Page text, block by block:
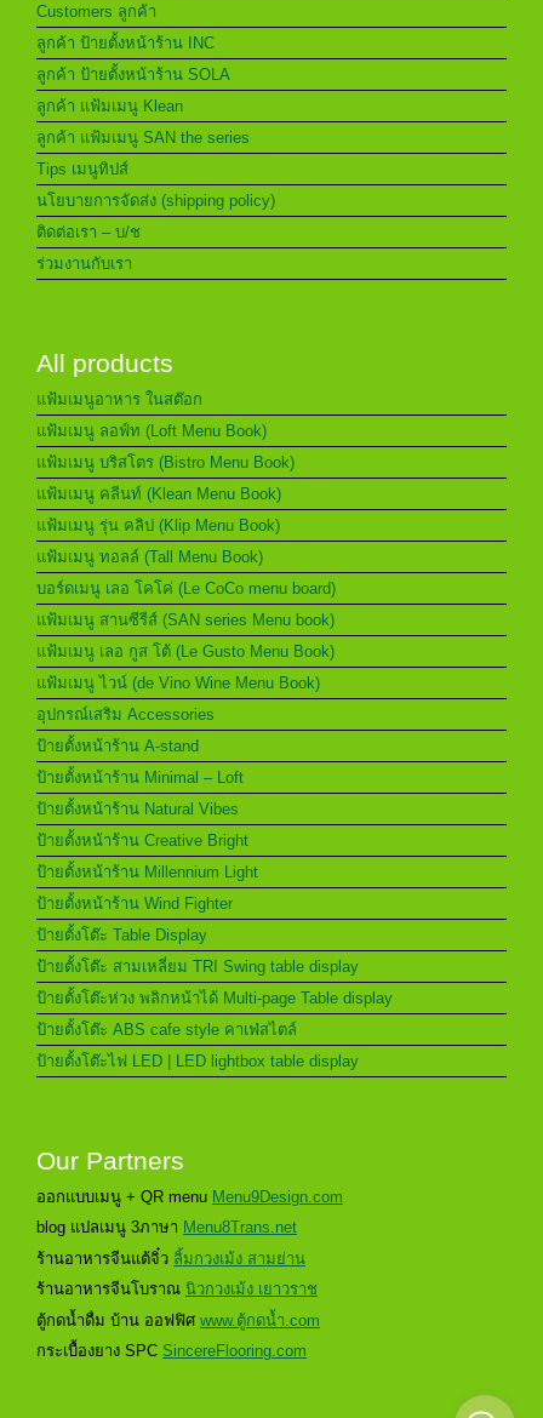
Customers ลูกค้า
ลูกค้า ป้ายตั้งหน้าร้าน INC
ลูกค้า ป้ายตั้งหน้าร้าน SOLA
ลูกค้า แฟ้มเมนู Klean
ลูกค้า แฟ้มเมนู SAN the series
Tips เมนูทิปส์
นโยบายการจัดส่ง (shipping policy)
ติดต่อเรา – บ/ช
ร่วมงานกับเรา
All products
แฟ้มเมนูอาหาร ในสต๊อก
แฟ้มเมนู ลอฟ์ท (Loft Menu Book)
แฟ้มเมนู บริสโตร (Bistro Menu Book)
แฟ้มเมนู คลีนท์ (Klean Menu Book)
แฟ้มเมนู รุ่น คลิป (Klip Menu Book)
แฟ้มเมนู ทอลล์ (Tall Menu Book)
บอร์ดเมนู เลอ โคโค่ (Le CoCo menu board)
แฟ้มเมนู สานซีรีส์ (SAN series Menu book)
แฟ้มเมนู เลอ กูส โต้ (Le Gusto Menu Book)
แฟ้มเมนู ไวน์ (de Vino Wine Menu Book)
อุปกรณ์เสริม Accessories
ป้ายตั้งหน้าร้าน A-stand
ป้ายตั้งหน้าร้าน Minimal – Loft
ป้ายตั้งหน้าร้าน Natural Vibes
ป้ายตั้งหน้าร้าน Creative Bright
ป้ายตั้งหน้าร้าน Millennium Light
ป้ายตั้งหน้าร้าน Wind Fighter
ป้ายตั้งโต๊ะ Table Display
ป้ายตั้งโต๊ะ สามเหลี่ยม TRI Swing table display
ป้ายตั้งโต๊ะห่วง พลิกหน้าได้ Multi-page Table display
ป้ายตั้งโต๊ะ ABS cafe style คาเฟ่สไตล์
ป้ายตั้งโต๊ะไฟ LED | LED lightbox table display
Our Partners
ออกแบบเมนู + QR menu Menu9Design.com
blog แปลเมนู 3ภาษา Menu8Trans.net
ร้านอาหารจีนแต้จิ๋ว ลิ้มกวงเม้ง สามย่าน
ร้านอาหารจีนโบราณ นิวกวงเม้ง เยาวราช
ตู้กดน้ำดื่ม บ้าน ออฟฟิศ www.ตู้กดน้ำ.com
กระเบื้องยาง SPC SincereFlooring.com